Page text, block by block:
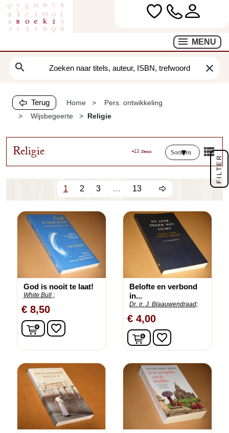
MENU
search clear
Terug Home
Pers. ontwikkeling
Wijsbegeerte
Religie
Religie 413 items Sorteren
1 2 3 … 13
God is nooit te laat!
White Bull ;
€ 8,50
In winkelwagen
favorite_border
Belofte en verbond
in...
Dr. ir. J. Blaauwendraad;
€ 4,00
In winkelwagen
favorite_border
FILTER